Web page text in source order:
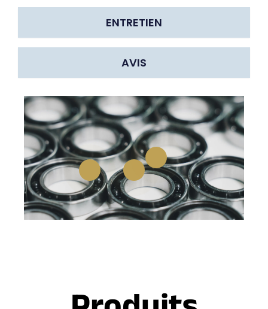
ENTRETIEN
AVIS